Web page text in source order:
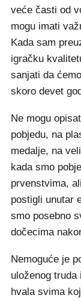
veće časti od
mogu imati
Kada sam
igračku
sanjati da
skoro devet
Ne mogu
pobjedu, na
medalje, na
kada smo
prvenstvima,
postigli unutar
smo posebno
dočecima
Nemoguće je
uloženog
hvala svima